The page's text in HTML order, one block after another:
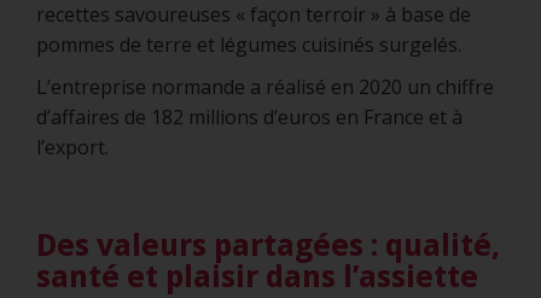
recettes savoureuses « façon terroir » à base de
pommes de terre et légumes cuisinés surgelés.
L’entreprise normande a réalisé en 2020 un chiffre
d’affaires de 182 millions d’euros en France et à
l’export.
Des valeurs partagées : qualité,
santé et plaisir dans l’assiette